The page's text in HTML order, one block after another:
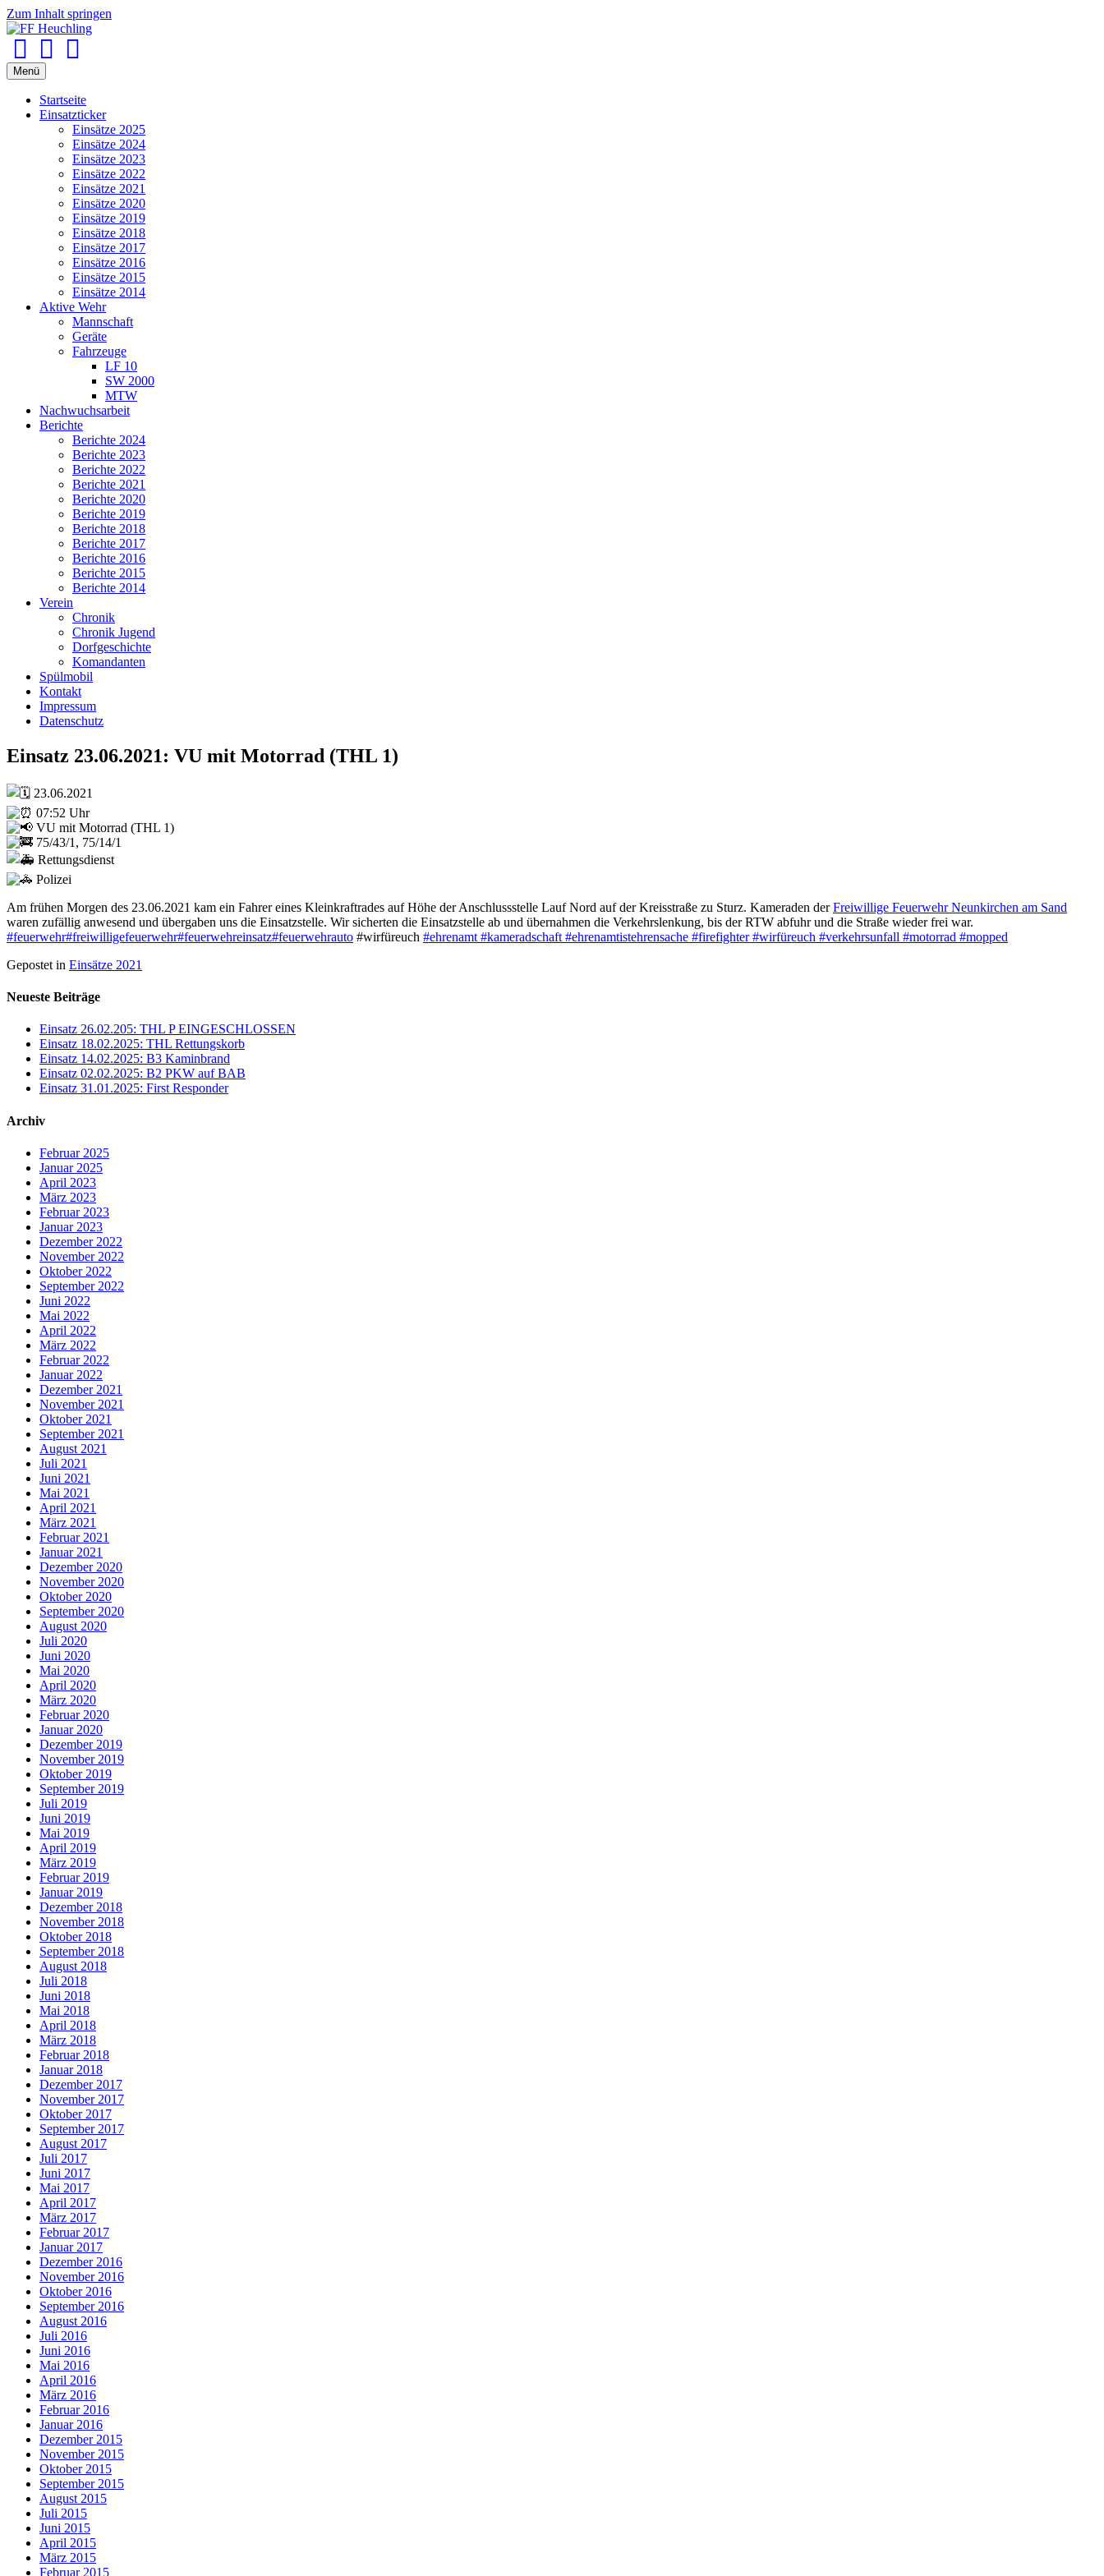
Zum Inhalt springen
Menü
Startseite
Einsatzticker
Einsätze 2025
Einsätze 2024
Einsätze 2023
Einsätze 2022
Einsätze 2021
Einsätze 2020
Einsätze 2019
Einsätze 2018
Einsätze 2017
Einsätze 2016
Einsätze 2015
Einsätze 2014
Aktive Wehr
Mannschaft
Geräte
Fahrzeuge
LF 10
SW 2000
MTW
Nachwuchsarbeit
Berichte
Berichte 2024
Berichte 2023
Berichte 2022
Berichte 2021
Berichte 2020
Berichte 2019
Berichte 2018
Berichte 2017
Berichte 2016
Berichte 2015
Berichte 2014
Verein
Chronik
Chronik Jugend
Dorfgeschichte
Komandanten
Spülmobil
Kontakt
Impressum
Datenschutz
Einsatz 23.06.2021: VU mit Motorrad (THL 1)
23.06.2021
07:52 Uhr
VU mit Motorrad (THL 1)
75/43/1, 75/14/1
Rettungsdienst
Polizei
Am frühen Morgen des 23.06.2021 kam ein Fahrer eines Kleinkraftrades auf Höhe der Anschlussstelle Lauf Nord auf der Kreisstraße zu Sturz. Kameraden derFreiwillige Feuerwehr Neunkirchen am Sand
waren zufällig anwesend und übergaben uns die Einsatzstelle. Wir sicherten die Einsatzstelle ab und übernahmen die Verkehrslenkung, bis der RTW abfuhr und die Straße wieder frei war.
#feuerwehr#freiwilligefeuerwehr#feuerwehreinsatz#feuerwehrauto #wirfüreuch #ehrenamt #kameradschaft #ehrenamtistehrensache #firefighter#wirfüreuch #verkehrsunfall #motorrad #mopped
Gepostet in Einsätze 2021
Neueste Beiträge
Einsatz 26.02.205: THL P EINGESCHLOSSEN
Einsatz 18.02.2025: THL Rettungskorb
Einsatz 14.02.2025: B3 Kaminbrand
Einsatz 02.02.2025: B2 PKW auf BAB
Einsatz 31.01.2025: First Responder
Archiv
Februar 2025
Januar 2025
April 2023
März 2023
Februar 2023
Januar 2023
Dezember 2022
November 2022
Oktober 2022
September 2022
Juni 2022
Mai 2022
April 2022
März 2022
Februar 2022
Januar 2022
Dezember 2021
November 2021
Oktober 2021
September 2021
August 2021
Juli 2021
Juni 2021
Mai 2021
April 2021
März 2021
Februar 2021
Januar 2021
Dezember 2020
November 2020
Oktober 2020
September 2020
August 2020
Juli 2020
Juni 2020
Mai 2020
April 2020
März 2020
Februar 2020
Januar 2020
Dezember 2019
November 2019
Oktober 2019
September 2019
Juli 2019
Juni 2019
Mai 2019
April 2019
März 2019
Februar 2019
Januar 2019
Dezember 2018
November 2018
Oktober 2018
September 2018
August 2018
Juli 2018
Juni 2018
Mai 2018
April 2018
März 2018
Februar 2018
Januar 2018
Dezember 2017
November 2017
Oktober 2017
September 2017
August 2017
Juli 2017
Juni 2017
Mai 2017
April 2017
März 2017
Februar 2017
Januar 2017
Dezember 2016
November 2016
Oktober 2016
September 2016
August 2016
Juli 2016
Juni 2016
Mai 2016
April 2016
März 2016
Februar 2016
Januar 2016
Dezember 2015
November 2015
Oktober 2015
September 2015
August 2015
Juli 2015
Juni 2015
April 2015
März 2015
Februar 2015